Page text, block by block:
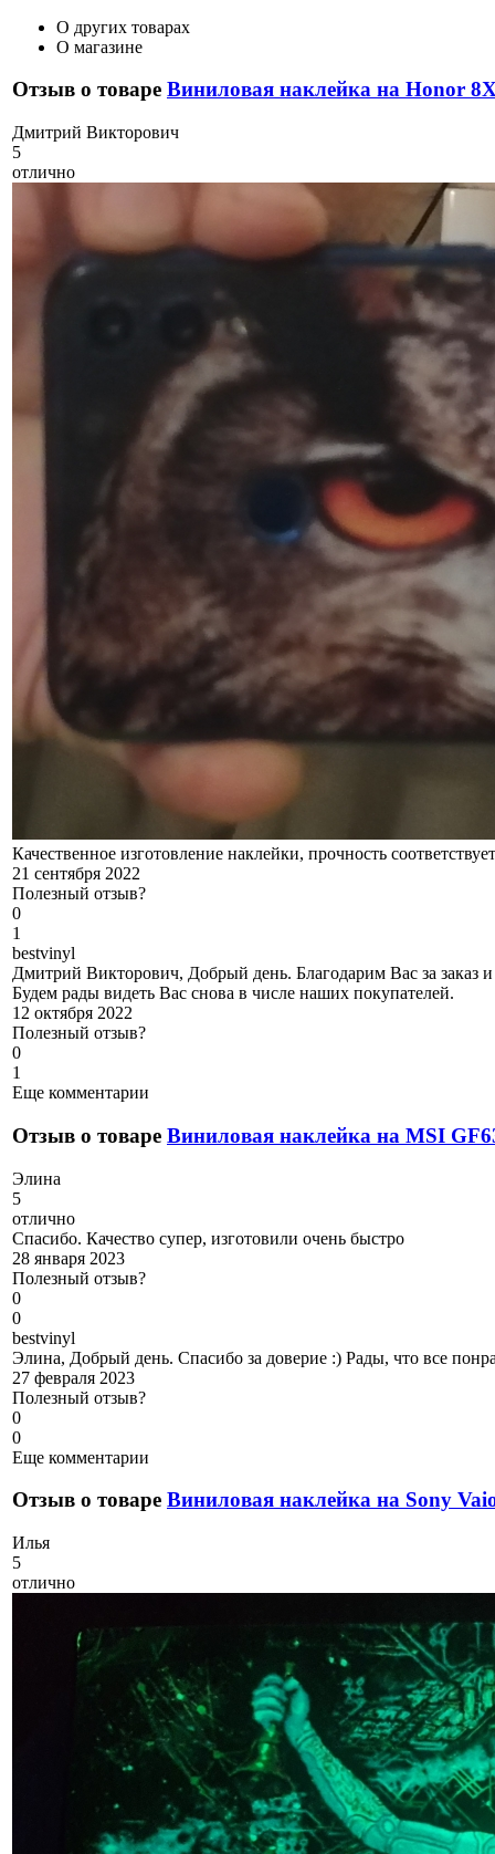
О других товарах
О магазине
Отзыв о товаре Виниловая наклейка на Honor
Дмитрий Викторович
5
отлично
Качественное изготовление наклейки, прочность
21 сентября 2022
Полезный отзыв?
0
1
bestvinyl
Дмитрий Викторович, Добрый день. Благодарим Вас за заказ
Будем рады видеть Вас снова в числе наших покупателей.
12 октября 2022
Полезный отзыв?
0
1
Еще комментарии
Отзыв о товаре Виниловая наклейка на MSI
Элина
5
отлично
Спасибо. Качество супер, изготовили очень быстро
28 января 2023
Полезный отзыв?
0
0
bestvinyl
Элина, Добрый день. Спасибо за доверие :) Рады, что все
27 февраля 2023
Полезный отзыв?
0
0
Еще комментарии
Отзыв о товаре Виниловая наклейка на Sony
Илья
5
отлично